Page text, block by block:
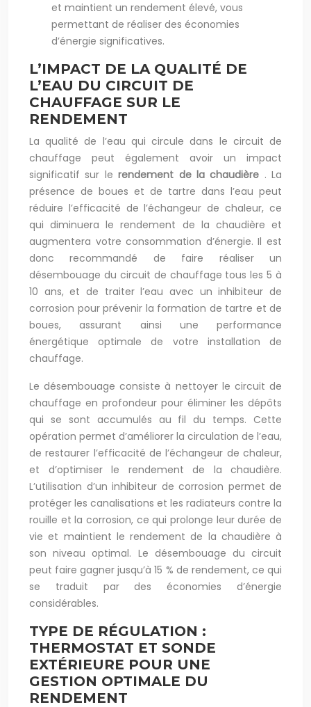
et maintient un rendement élevé, vous
permettant de réaliser des économies
d’énergie significatives.
L’IMPACT DE LA QUALITÉ DE
L’EAU DU CIRCUIT DE
CHAUFFAGE SUR LE
RENDEMENT
La qualité de l’eau qui circule dans le circuit de
chauffage peut également avoir un impact
significatif sur lerendement de la chaudière . La
présence de boues et de tartre dans l’eau peut
réduire l’efficacité de l’échangeur de chaleur, ce
qui diminuera le rendement de la chaudière et
augmentera votre consommation d’énergie. Il est
donc recommandé de faire réaliser un
désembouage du circuit de chauffage tous les 5 à
10 ans, et de traiter l’eau avec un inhibiteur de
corrosion pour prévenir la formation de tartre et de
boues, assurant ainsi une performance
énergétique optimale de votre installation de
chauffage.
Le désembouage consiste à nettoyer le circuit de
chauffage en profondeur pour éliminer les dépôts
qui se sont accumulés au fil du temps. Cette
opération permet d’améliorer la circulation de l’eau,
de restaurer l’efficacité de l’échangeur de chaleur,
et d’optimiser le rendement de la chaudière.
L’utilisation d’un inhibiteur de corrosion permet de
protéger les canalisations et les radiateurs contre la
rouille et la corrosion, ce qui prolonge leur durée de
vie et maintient le rendement de la chaudière à
son niveau optimal. Le désembouage du circuit
peut faire gagner jusqu’à 15 % de rendement, ce qui
se traduit par des économies d’énergie
considérables.
TYPE DE RÉGULATION :
THERMOSTAT ET SONDE
EXTÉRIEURE POUR UNE
GESTION OPTIMALE DU
RENDEMENT